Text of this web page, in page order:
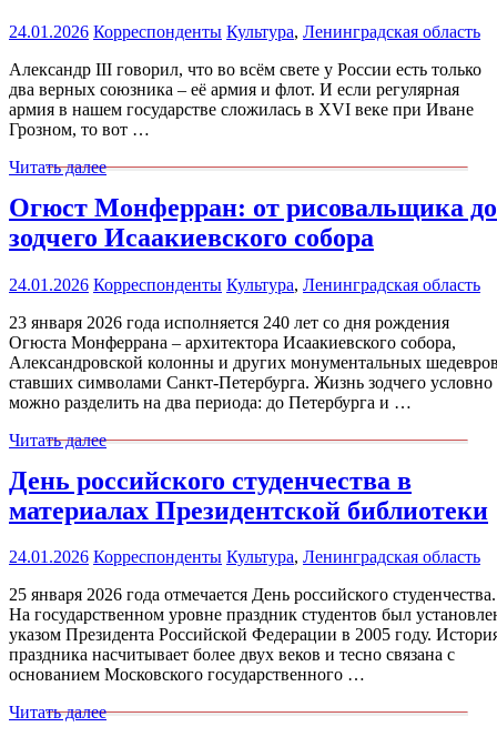
24.01.2026 Корреспонденты Культура, Ленинградская область
Александр III говорил, что во всём свете у России есть только
два верных союзника – её армия и флот. И если регулярная
армия в нашем государстве сложилась в XVI веке при Иване
Грозном, то вот …
Читать далее
Огюст Монферран: от рисовальщика до
зодчего Исаакиевского собора
24.01.2026 Корреспонденты Культура, Ленинградская область
23 января 2026 года исполняется 240 лет со дня рождения
Огюста Монферрана – архитектора Исаакиевского собора,
Александровской колонны и других монументальных
ставших символами Санкт-Петербурга. Жизнь зодчего условно
можно разделить на два периода: до Петербурга и …
Читать далее
День российского студенчества в
материалах Президентской библиотеки
24.01.2026 Корреспонденты Культура, Ленинградская область
25 января 2026 года отмечается День российского студенчества.
На государственном уровне праздник студентов был
указом Президента Российской Федерации в 2005 году.
праздника насчитывает более двух веков и тесно связана с
основанием Московского государственного …
Читать далее